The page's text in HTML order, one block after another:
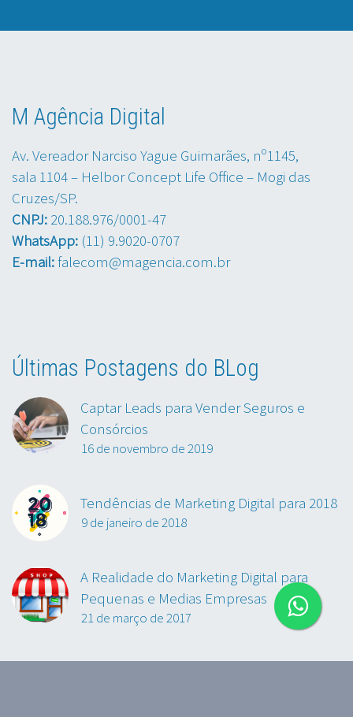
M Agência Digital
Av. Vereador Narciso Yague Guimarães, nº1145,
sala 1104 – Helbor Concept Life Office – Mogi das
Cruzes/SP.
CNPJ: 20.188.976/0001-47
WhatsApp: (11) 9.9020-0707
E-mail:falecom@magencia.com.br
Últimas Postagens do BLog
Captar Leads para Vender Seguros e
Consórcios
16 de novembro de 2019
Tendências de Marketing Digital para 2018
9 de janeiro de 2018
A Realidade do Marketing Digital para
Pequenas e Medias Empresas
21 de março de 2017